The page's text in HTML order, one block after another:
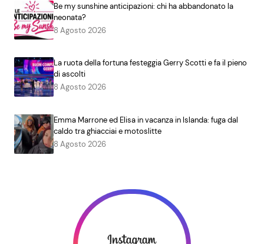
Be my sunshine anticipazioni: chi ha abbandonato la
neonata?
8 Agosto 2026
La ruota della fortuna festeggia Gerry Scotti e fa il pieno
di ascolti
8 Agosto 2026
Emma Marrone ed Elisa in vacanza in Islanda: fuga dal
caldo tra ghiacciai e motoslitte
8 Agosto 2026